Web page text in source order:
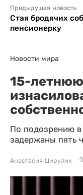
Предыдущая новость
Стая бродячих
пенсионерку
Новости мира
15-летнюю
По подозрению в
задержаны пять
Анастасия Цирулик